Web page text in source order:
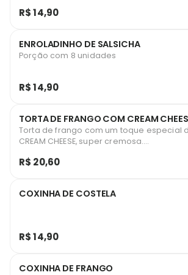
R$ 14,90
ENROLADINHO DE SALSICHA
Porção com 8 unidades
R$ 14,90
TORTA DE FRANGO COM CREAM
Torta de frango com um toque especial
CREAM CHEESE, super cremosa.
R$ 20,60
COXINHA DE COSTELA
R$ 14,90
COXINHA DE FRANGO